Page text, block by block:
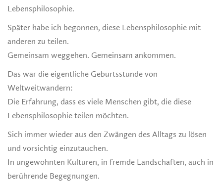
Lebensphilosophie.
Später habe ich begonnen, diese Lebensphilosophie mit
anderen zu teilen.
Gemeinsam weggehen. Gemeinsam ankommen.
Das war die eigentliche Geburtsstunde von
Weltweitwandern:
Die Erfahrung, dass es viele Menschen gibt, die diese
Lebensphilosophie teilen möchten.
Sich immer wieder aus den Zwängen des Alltags zu lösen
und vorsichtig einzutauchen.
In ungewohnten Kulturen, in fremde Landschaften, auch in
berührende Begegnungen.